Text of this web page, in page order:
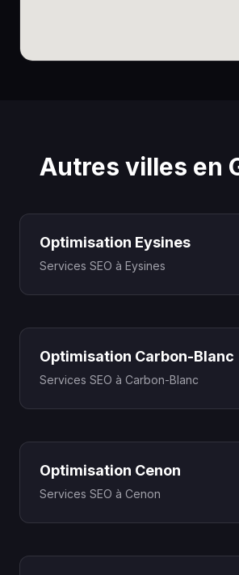
Autres villes en
Optimisation Eysines
Services SEO à Eysines
Optimisation Carbon-Blanc
Services SEO à Carbon-Blanc
Optimisation Cenon
Services SEO à Cenon